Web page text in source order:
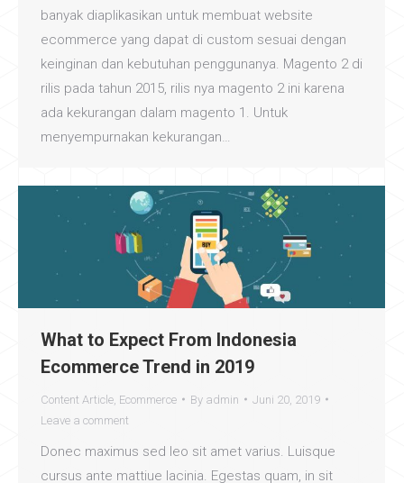
banyak diaplikasikan untuk membuat website
ecommerce yang dapat di custom sesuai dengan
keinginan dan kebutuhan penggunanya. Magento 2 di
rilis pada tahun 2015, rilis nya magento 2 ini karena
ada kekurangan dalam magento 1. Untuk
menyempurnakan kekurangan…
What to Expect From Indonesia
Ecommerce Trend in 2019
Content Article Ecommerce By admin
Juni 20, 2019
Leave a comment
Donec maximus sed leo sit amet varius. Luisque
cursus ante mattiue lacinia. Egestas quam, in sit